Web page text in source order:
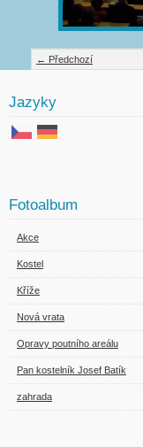
← Předchozí
Jazyky
Fotoalbum
Akce
Kostel
Kříže
Nová vrata
Opravy poutního areálu
Pan kostelník Josef Batík
zahrada